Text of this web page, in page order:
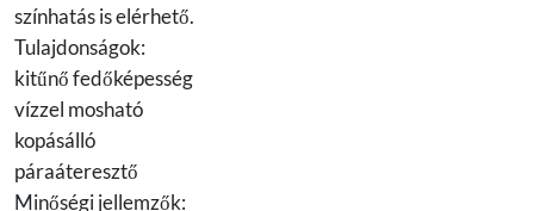
színhatás is elérhető.
Tulajdonságok:
kitűnő fedőképesség
vízzel mosható
kopásálló
páraáteresztő
Minőségi jellemzők: